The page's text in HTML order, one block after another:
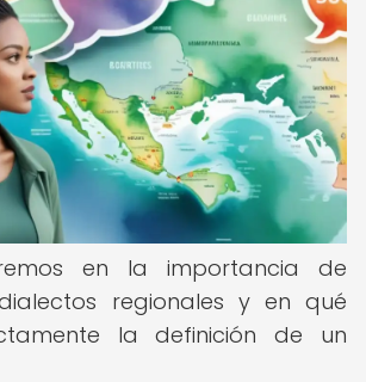
en la importancia de
regionales y en qué
la definición de un